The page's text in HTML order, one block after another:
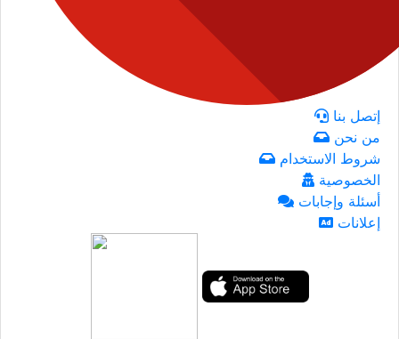
إتصل بنا
من نحن
شروط الاستخدام
الخصوصية
أسئلة وإجابات
إعلانات